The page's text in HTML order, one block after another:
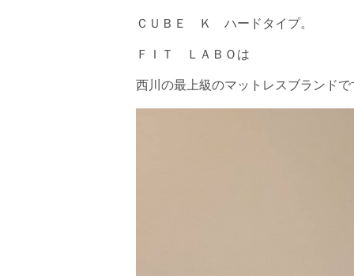
ＣＵＢＥ Ｋ ハードタイプ。
ＦＩＴ ＬＡＢＯは
西川の最上級のマットレスブランドで